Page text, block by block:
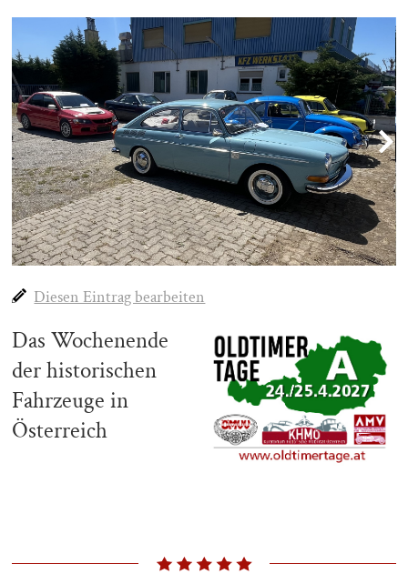
Diesen Eintrag bearbeiten
Das Wochenende
der historischen
Fahrzeuge in
Österreich